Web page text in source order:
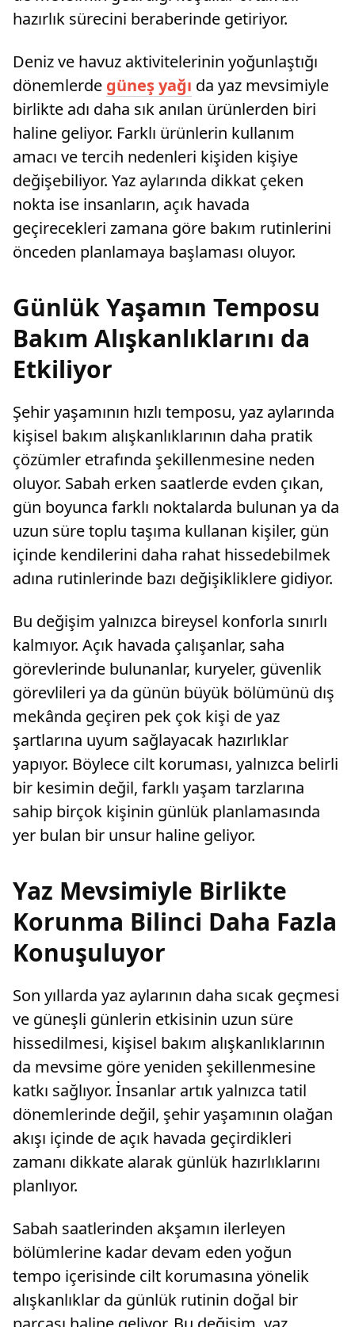
hazırlık sürecini beraberinde getiriyor.
Deniz ve havuz aktivitelerinin yoğunlaştığı
dönemlerde güneş yağı da yaz mevsimiyle
birlikte adı daha sık anılan ürünlerden biri
haline geliyor. Farklı ürünlerin kullanım
amacı ve tercih nedenleri kişiden kişiye
değişebiliyor. Yaz aylarında dikkat çeken
nokta ise insanların, açık havada
geçirecekleri zamana göre bakım rutinlerini
önceden planlamaya başlaması oluyor.
Günlük Yaşamın Temposu
Bakım Alışkanlıklarını da
Etkiliyor
Şehir yaşamının hızlı temposu, yaz aylarında
kişisel bakım alışkanlıklarının daha pratik
çözümler etrafında şekillenmesine neden
oluyor. Sabah erken saatlerde evden çıkan,
gün boyunca farklı noktalarda bulunan ya da
uzun süre toplu taşıma kullanan kişiler, gün
içinde kendilerini daha rahat hissedebilmek
adına rutinlerinde bazı değişikliklere gidiyor.
Bu değişim yalnızca bireysel konforla sınırlı
kalmıyor. Açık havada çalışanlar, saha
görevlerinde bulunanlar, kuryeler, güvenlik
görevlileri ya da günün büyük bölümünü dış
mekânda geçiren pek çok kişi de yaz
şartlarına uyum sağlayacak hazırlıklar
yapıyor. Böylece cilt koruması, yalnızca belirli
bir kesimin değil, farklı yaşam tarzlarına
sahip birçok kişinin günlük planlamasında
yer bulan bir unsur haline geliyor.
Yaz Mevsimiyle Birlikte
Korunma Bilinci Daha Fazla
Konuşuluyor
Son yıllarda yaz aylarının daha sıcak geçmesi
ve güneşli günlerin etkisinin uzun süre
hissedilmesi, kişisel bakım alışkanlıklarının
da mevsime göre yeniden şekillenmesine
katkı sağlıyor. İnsanlar artık yalnızca tatil
dönemlerinde değil, şehir yaşamının olağan
akışı içinde de açık havada geçirdikleri
zamanı dikkate alarak günlük hazırlıklarını
planlıyor.
Sabah saatlerinden akşamın ilerleyen
bölümlerine kadar devam eden yoğun
tempo içerisinde cilt korumasına yönelik
alışkanlıklar da günlük rutinin doğal bir